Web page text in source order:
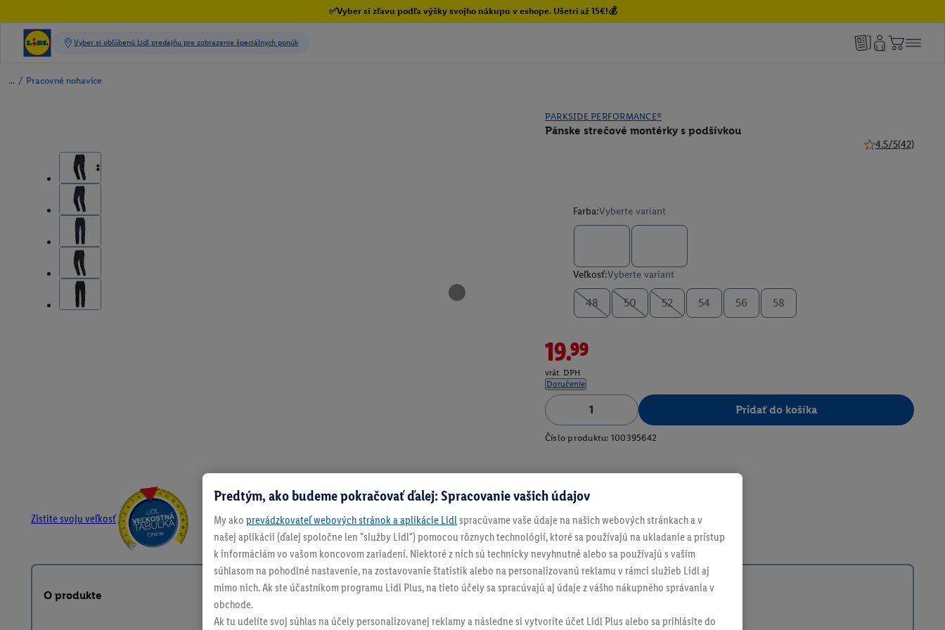
✅Vyber si zľavu podľa výšky svojho nákupu v eshope. Ušetri až 15€!💰
/ Pracovné nohavice
PARKSIDE PERFORMANCE®
Pánske strečové montérky s podšívkou
4.5/5(42)
Farba:Vyberte variant
Veľkosť:Vyberte variant
48 50 52 54 56 58
19.99
vrát. DPH
Doručenie
Pridať do košíka
Číslo produktu: 100395642
Zistite svoju veľkosť
O produkte
Predtým, ako budeme pokračovať ďalej: Spracovanie vašich údajov
My ako prevádzkovateľ webových stránok a aplikácie Lidl spracúvame vaše údaje na našich webových stránkach a v
našej aplikácii (ďalej spoločne len "služby Lidl") pomocou rôznych technológií, ktoré sa používajú na ukladanie a prístup
k informáciám vo vašom koncovom zariadení. Niektoré z nich sú technicky nevyhnutné alebo sa používajú s vaším
súhlasom na pohodlné nastavenie, na zostavovanie štatistík alebo na personalizovanú reklamu v rámci služieb Lidl aj
mimo nich. Ak ste účastníkom programu Lidl Plus, na tieto účely sa spracúvajú aj údaje z vášho nákupného správania v
obchode.
Ak tu udelíte svoj súhlas na účely personalizovanej reklamy a následne si vytvoríte účet Lidl Plus alebo sa prihlásite do